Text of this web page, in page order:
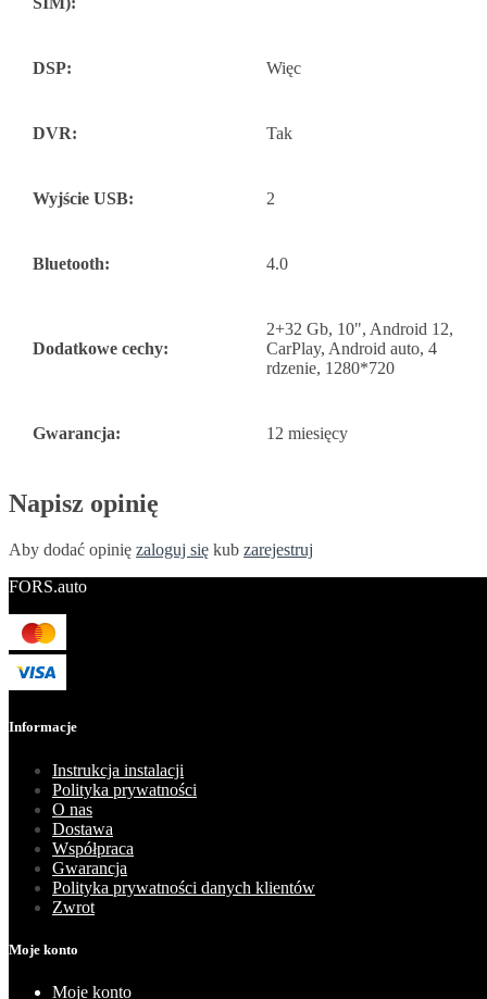
DSP: Więc
DVR: Tak
Wyjście USB: 2
Bluetooth: 4.0
Dodatkowe cechy:
2+32 Gb, 10", Android 12,
CarPlay, Android auto, 4
rdzenie, 1280*720
Gwarancja: 12 miesięcy
Napisz opinię
Aby dodać opinię zaloguj się kub zarejestruj
FORS.auto
Informacje
Instrukcja instalacji
Polityka prywatności
O nas
Dostawa
Współpraca
Gwarancja
Polityka prywatności danych klientów
Zwrot
Moje konto
Moje konto